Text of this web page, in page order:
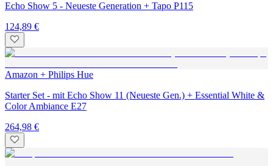
Echo Show 5 - Neueste Generation + Tapo P115
124,89 €
Amazon + Philips Hue
Starter Set - mit Echo Show 11 (Neueste Gen.) + Essential White &
Color Ambiance E27
264,98 €